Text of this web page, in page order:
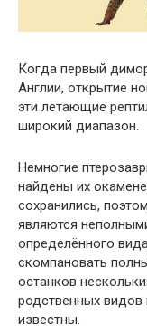
Когда первый
Англии, открытие
эти летающие
широкий диапазон.
Немногие
найдены их
сохранились,
являются
определённого
скомпановать
останков
родственных видов
известны.